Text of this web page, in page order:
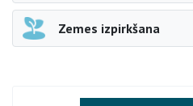
Zemes izpirkšana